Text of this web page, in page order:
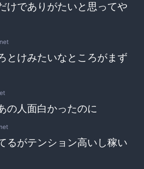
けでありがたいと思ってや
とけみたいなところがまず
の人面白かったのに
るがテンション高いし稼い